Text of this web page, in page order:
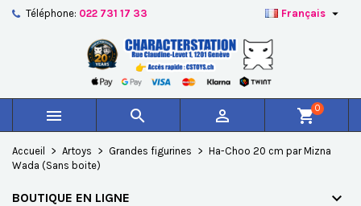
Téléphone: 022 731 17 33 Français 
   shopping_cart0
Accueil Artoys Grandes figurines
Ha-Choo 20 cm par Mizna
Wada (Sans boite)
BOUTIQUE EN LIGNE
Créer une nouvelle liste
Nom de la liste d'envies
Annuler Créer une liste d'envies
Vous devez être connecté pour ajouter des produits à
votre liste d'envies.